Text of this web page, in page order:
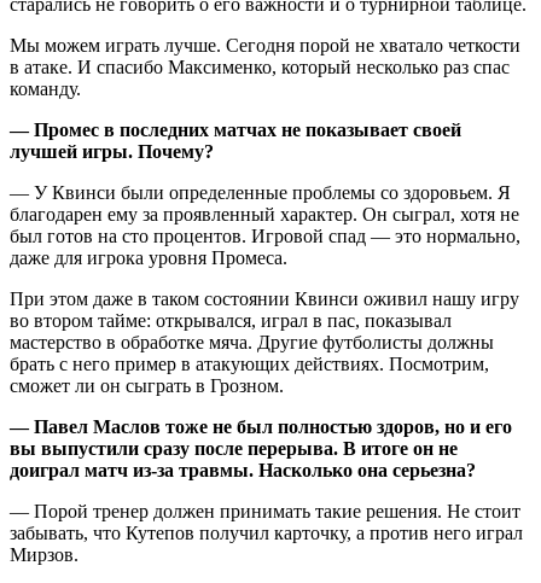
Мы можем играть лучше. Сегодня порой не хватало четкости
в атаке. И спасибо Максименко, который несколько раз спас
команду.
— Промес в последних матчах не показывает своей
лучшей игры. Почему?
— У Квинси были определенные проблемы со здоровьем. Я
благодарен ему за проявленный характер. Он сыграл, хотя не
был готов на сто процентов. Игровой спад — это нормально,
даже для игрока уровня Промеса.
При этом даже в таком состоянии Квинси оживил нашу игру
во втором тайме: открывался, играл в пас, показывал
мастерство в обработке мяча. Другие футболисты должны
брать с него пример в атакующих действиях. Посмотрим,
сможет ли он сыграть в Грозном.
— Павел Маслов тоже не был полностью здоров, но и его
вы выпустили сразу после перерыва. В итоге он не
доиграл матч из-за травмы. Насколько она серьезна?
— Порой тренер должен принимать такие решения. Не стоит
забывать, что Кутепов получил карточку, а против него играл
Мирзов.